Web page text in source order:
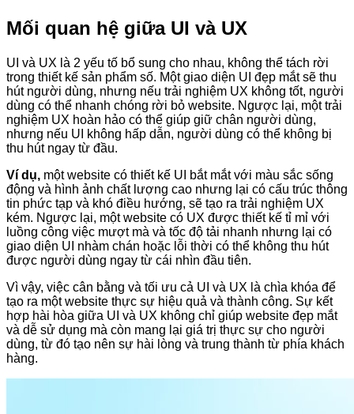
Mối quan hệ giữa UI và UX
UI và UX là 2 yếu tố bổ sung cho nhau, không thể tách rời
trong thiết kế sản phẩm số. Một giao diện UI đẹp mắt sẽ thu
hút người dùng, nhưng nếu trải nghiệm UX không tốt, người
dùng có thể nhanh chóng rời bỏ website. Ngược lại, một trải
nghiệm UX hoàn hảo có thể giúp giữ chân người dùng,
nhưng nếu UI không hấp dẫn, người dùng có thể không bị
thu hút ngay từ đầu.
Ví dụ, một website có thiết kế UI bắt mắt với màu sắc sống
động và hình ảnh chất lượng cao nhưng lại có cấu trúc thông
tin phức tạp và khó điều hướng, sẽ tạo ra trải nghiệm UX
kém. Ngược lại, một website có UX được thiết kế tỉ mỉ với
luồng công việc mượt mà và tốc độ tải nhanh nhưng lại có
giao diện UI nhàm chán hoặc lỗi thời có thể không thu hút
được người dùng ngay từ cái nhìn đầu tiên.
Vì vậy, việc cân bằng và tối ưu cả UI và UX là chìa khóa để
tạo ra một website thực sự hiệu quả và thành công. Sự kết
hợp hài hòa giữa UI và UX không chỉ giúp website đẹp mắt
và dễ sử dụng mà còn mang lại giá trị thực sự cho người
dùng, từ đó tạo nên sự hài lòng và trung thành từ phía khách
hàng.